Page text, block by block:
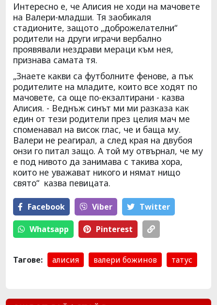
Интересно е, че Алисия не ходи на мачовете
на Валери-младши. Тя заобикаля
стадионите, защото „доброжелателни“
родители на други играчи вербално
проявявали нездрави мераци към нея,
признава самата тя.
„Знаете какви са футболните фенове, а пък
родителите на младите, които все ходят по
мачовете, са още по-екзалтирани - казва
Алисия. - Веднъж синът ми ми разказа как
един от тези родители през целия мач ме
споменавал на висок глас, че и баща му.
Валери не реагирал, а след края на двубоя
онзи го питал защо. А той му отвърнал, че му
е под нивото да занимава с такива хора,
които не уважават никого и нямат нищо
свято“ казва певицата.
Facebook Viber Тwitter
Whatsapp Pinterest
Тагове: алисия валери божинов татус